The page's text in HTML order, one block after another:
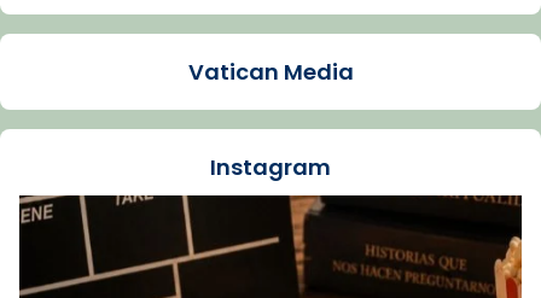
Arquebisbat de Barcelona
La Carmina va patir depressió. Fa gairebé
dos mesos, a l'Estadi Lluís Companys, la
Recupera l'entrevista comp
Vatican
tican News 👇
Vatican Media
Instagram